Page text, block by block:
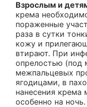
Взрослым и
крема
пораженные
раза в сутки
кожу и
втирают. При
опрелостью (под
межпальцевых
ягодицами, в
нанесения
особенно на ночь.